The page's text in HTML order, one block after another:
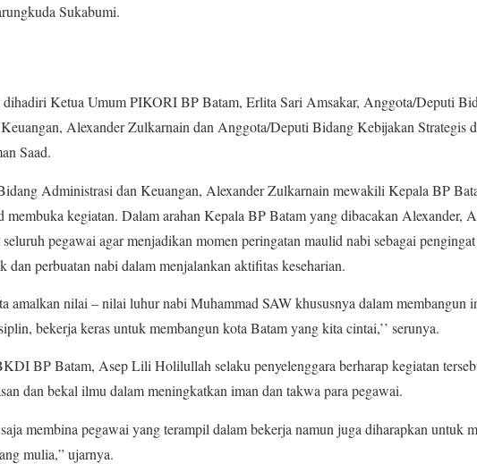
Sukabumi.
Ketua Umum PIKORI BP Batam, Erlita Sari Amsakar, Anggota/Deputi
Alexander Zulkarnain dan Anggota/Deputi Bidang Kebijakan Strategis
Saad.
Administrasi dan Keuangan, Alexander Zulkarnain mewakili Kepala BP
membuka kegiatan. Dalam arahan Kepala BP Batam yang dibacakan Alexander,
pegawai agar menjadikan momen peringatan maulid nabi sebagai
dan perbuatan nabi dalam menjalankan aktifitas keseharian.
amalkan nilai – nilai luhur nabi Muhammad SAW khususnya dalam membangun
bekerja keras untuk membangun kota Batam yang kita cintai,’’ serunya.
BP Batam, Asep Lili Holilullah selaku penyelenggara berharap kegiatan
dan bekal ilmu dalam meningkatkan iman dan takwa para pegawai.
membina pegawai yang terampil dalam bekerja namun juga diharapkan untuk
mulia,” ujarnya.